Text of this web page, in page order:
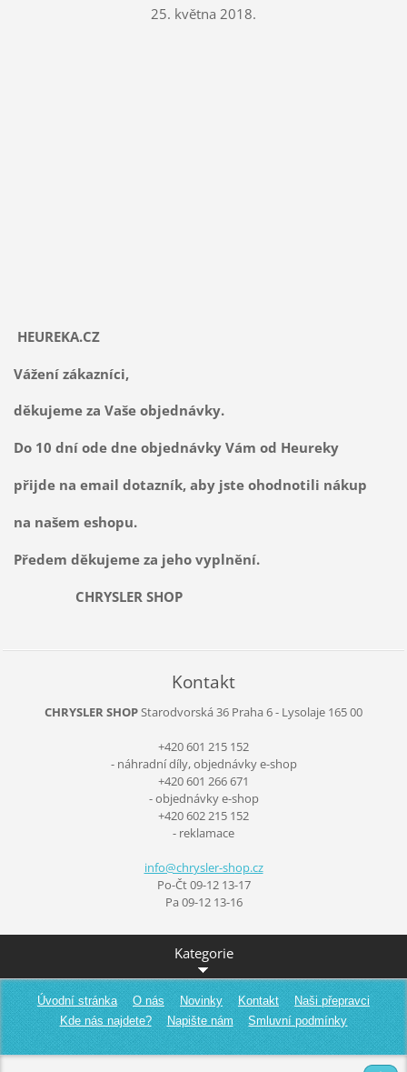
25. května 2018.
HEUREKA.CZ
Vážení zákazníci,
děkujeme za Vaše objednávky.
Do 10 dní ode dne objednávky Vám od Heureky
přijde na email dotazník, aby jste ohodnotili nákup
na našem eshopu.
Předem děkujeme za jeho vyplnění.
CHRYSLER SHOP
Kontakt
CHRYSLER SHOPStarodvorská 36 Praha 6 - Lysolaje 165 00
+420 601 215 152
- náhradní díly, objednávky e-shop
+420 601 266 671
- objednávky e-shop
+420 602 215 152
- reklamace
info@chrysler-shop.cz
Po-Čt 09-12 13-17
Pa 09-12 13-16
Kategorie
Úvodní stránka O nás Novinky Kontakt
Naši přepravci
Kde nás najdete?
Napište nám Smluvní podmínky